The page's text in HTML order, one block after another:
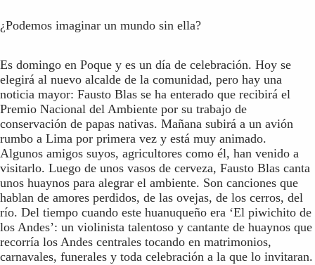
¿Podemos imaginar un mundo sin ella?
Es domingo en Poque y es un día de celebración. Hoy se
elegirá al nuevo alcalde de la comunidad, pero hay una
noticia mayor: Fausto Blas se ha enterado que recibirá el
Premio Nacional del Ambiente por su trabajo de
conservación de papas nativas. Mañana subirá a un avión
rumbo a Lima por primera vez y está muy animado.
Algunos amigos suyos, agricultores como él, han venido a
visitarlo. Luego de unos vasos de cerveza, Fausto Blas canta
unos huaynos para alegrar el ambiente. Son canciones que
hablan de amores perdidos, de las ovejas, de los cerros, del
río. Del tiempo cuando este huanuqueño era ‘El piwichito de
los Andes’: un violinista talentoso y cantante de huaynos que
recorría los Andes centrales tocando en matrimonios,
carnavales, funerales y toda celebración a la que lo invitaran.